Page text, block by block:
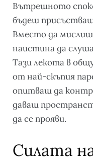
Вътрешното
бъдеш
Вместо да
наистина да
Тази лекота в
от най-скъпия
опитваш да
даваш
да се прояви.
Силата